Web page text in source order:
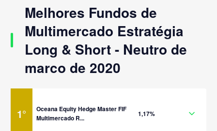
Melhores Fundos de
Multimercado Estratégia
Long & Short - Neutro de
marco de 2020
1°
Oceana Equity Hedge Master FIF
Multimercado R...
1,17%